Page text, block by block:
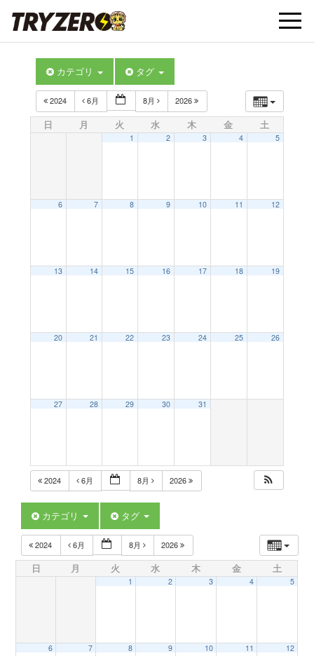
t
t
i
カテゴリ タグ
2024 6月 8月 2026
日 月 火 水 木 金 土
1 2 3 4 5
6 7 8 9 10 11 12
13 14 15 16 17 18 19
20 21 22 23 24 25 26
27 28 29 30 31
2024 6月 8月 2026
カテゴリ タグ
2024 6月 8月 2026
日 月 火 水 木 金 土
1 2 3 4 5
6 7 8 9 10 11 12